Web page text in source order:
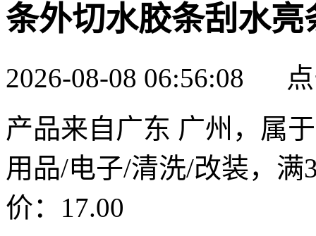
条外切水胶条刮水亮
2026-08-08 06:56:08
产品来自广东 广州，属
用品/电子/清洗/改装，满
价：17.00